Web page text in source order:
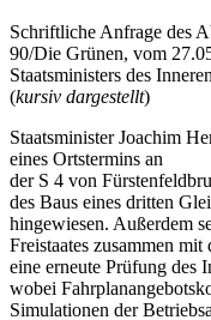
Schriftliche Anfrage des
90/Die Grünen, vom
Staatsministers des
(kursiv dargestellt)
Staatsminister Joachim
eines Ortstermins an
der S 4 von
des Baus eines dritten
hingewiesen. Außerdem
Freistaates zusammen
eine erneute Prüfung des
wobei
Simulationen der